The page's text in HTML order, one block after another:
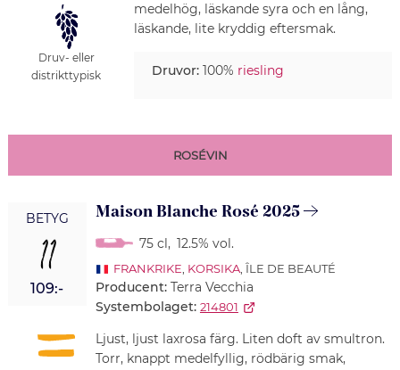
Druv- eller
distrikttypisk
medelhög, läskande syra och en lång,
läskande, lite kryddig eftersmak.
Druvor:100% riesling
ROSÉVIN
BETYG
11
109:-
Maison Blanche Rosé 2025
75 cl, 12.5% vol.
FRANKRIKE, KORSIKA, ÎLE DE BEAUTÉ
Producent: Terra Vecchia
Systembolaget: 214801
Ljust, ljust laxrosa färg. Liten doft av smultron.
Torr, knappt medelfyllig, rödbärig smak,